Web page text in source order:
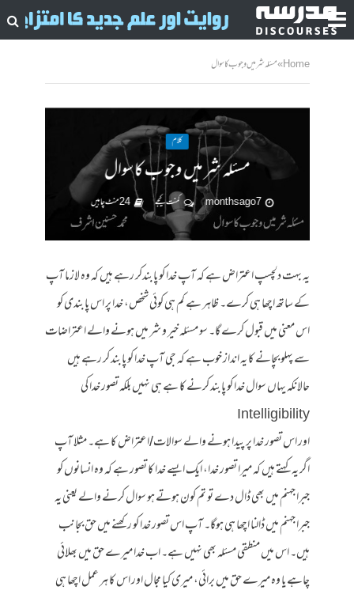
Home
»مسئلہ شر میں وجوب کا سوال
کلام
مسئلہ شر میں وجوب کا سوال
7 months ago کمنت کیجے 24 منٹ چاہیں
یہ بہت دلچسپ اعتراض ہے کہ آپ خدا کو پابندکر رہے ہیں کہ وہ لازما آپ
کے ساتھ اچھا ہی کرے۔ ظاہر ہے کم ہی کوئی شخص، خدا پر اس پابندی کو
اس معنی میں قبول کرے گا۔ سو مسئلہ خیر و شر میں ہونے والے اعتراضات
سے پہلو بچانے کا یہ انداز خوب ہے کہ جی آپ خدا کو پابند کر رہے ہیں
حالانکہ یہاں سوال خدا کو پابند کرنے کا ہے ہی نہیں بلکہ تصور خدا کی
Intelligibility
اور اس تصور خدا پر پیدا ہونے والے سوالات/اعتراض کا ہے۔ مثلا آپ
اگر یہ کہتے ہیں کہ میرا تصور خدا، ایک ایسے خدا کا تصور ہے کہ وہ انسانوں کو
جبرا جہنم میں بھی ڈال دے تو تم کون ہوتے ہو سوال کرنے والے یعنی یہ
جبرا جہنم میں ڈالنا اچھا ہی ہوگا۔ آپ اس تصور خدا کو رکھنے میں حق بجانب
ہیں۔ اس میں منطقی مسئلہ بھی نہیں ہے۔ اب خدا میرے حق میں بھلائی
چاہے یا وہ میرے حق میں برائی، میری کیا مجال اور اس کا ہر عمل اچھا ہی